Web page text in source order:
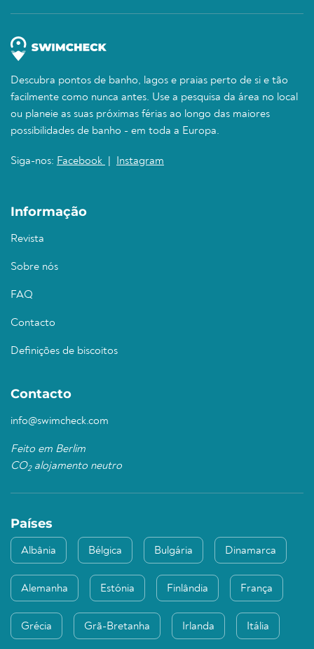
Descubra pontos de banho, lagos e praias perto de si e tão
facilmente como nunca antes. Use a pesquisa da área no local
ou planeie as suas próximas férias ao longo das maiores
possibilidades de banho - em toda a Europa.
Siga-nos: Facebook Instagram
Informação
Revista
Sobre nós
FAQ
Contacto
Definições de biscoitos
Contacto
info@swimcheck.com
Feito em Berlim
CO2alojamento neutro
Países
Albânia Bélgica Bulgária Dinamarca
Alemanha Estónia Finlândia França
Grécia Grã-Bretanha Irlanda Itália